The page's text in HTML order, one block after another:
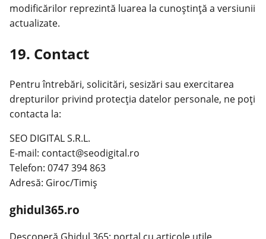
modificărilor reprezintă luarea la cunoștință a versiunii
actualizate.
19. Contact
Pentru întrebări, solicitări, sesizări sau exercitarea
drepturilor privind protecția datelor personale, ne poți
contacta la:
SEO DIGITAL S.R.L.
E-mail: contact@seodigital.ro
Telefon: 0747 394 863
Adresă: Giroc/Timiș
ghidul365.ro